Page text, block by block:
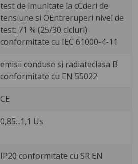
test de imunitate la cCderi de
tensiune si OEntreruperi nivel de
test: 71 % (25/30 cicluri)
conformitate cu IEC 61000-4-11
emisii conduse si radiateclasa B
conformitate cu EN 55022
CE
0,85...1,1 Us
IP20 conformitate cu SR EN